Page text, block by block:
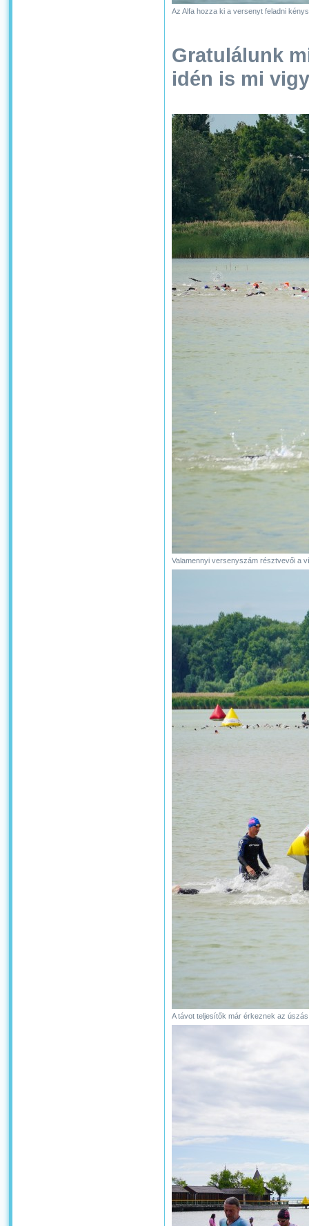
Az Alfa hozza ki a versenyt feladni
Gratulálunk
idén is mi
Valamennyi versenyszám résztvevői a
A távot teljesítők már érkeznek az